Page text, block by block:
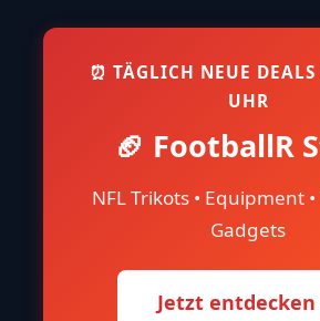
⏰ TÄGLICH NEUE
UHR
🏈 FootballR
NFL Trikots • Equipment
Gadgets
Jetzt